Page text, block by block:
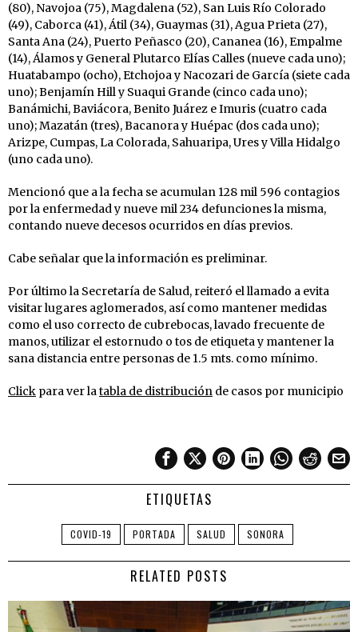
(80), Navojoa (75), Magdalena (52), San Luis Río Colorado
(49), Caborca (41), Átil (34), Guaymas (31), Agua Prieta (27),
Santa Ana (24), Puerto Peñasco (20), Cananea (16), Empalme
(14), Álamos y General Plutarco Elías Calles (nueve cada uno);
Huatabampo (ocho), Etchojoa y Nacozari de García (siete cada
uno); Benjamín Hill y Suaqui Grande (cinco cada uno);
Banámichi, Baviácora, Benito Juárez e Imuris (cuatro cada
uno); Mazatán (tres), Bacanora y Huépac (dos cada uno);
Arizpe, Cumpas, La Colorada, Sahuaripa, Ures y Villa Hidalgo
(uno cada uno).
Mencionó que a la fecha se acumulan 128 mil 596 contagios
por la enfermedad y nueve mil 234 defunciones la misma,
contando nueve decesos ocurridos en días previos.
Cabe señalar que la información es preliminar.
Por último la Secretaría de Salud, reiteró el llamado a evita
visitar lugares aglomerados, así como mantener medidas
como el uso correcto de cubrebocas, lavado frecuente de
manos, utilizar el estornudo o tos de etiqueta y mantener la
sana distancia entre personas de 1.5 mts. como mínimo.
Click para ver latabla de distribución de casos por municipio
ETIQUETAS
COVID-19 PORTADA SALUD SONORA
RELATED POSTS